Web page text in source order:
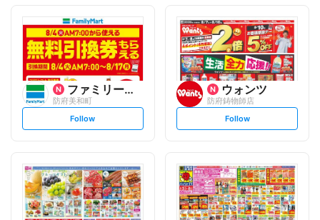
ファミリーマート
防府美和町
s
t
l
o
w
Follow
ウォンツ
防府鋳物師店
s
t
l
o
w
Follow